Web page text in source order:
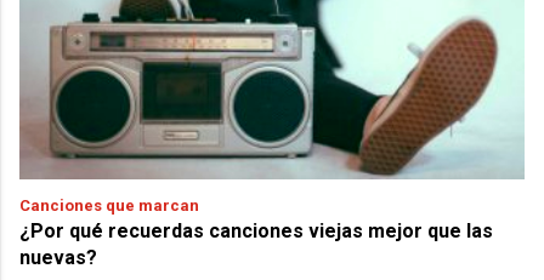
Canciones que marcan
¿Por qué recuerdas canciones viejas mejor que las
nuevas?